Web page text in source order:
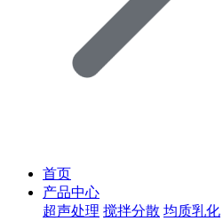
首页
产品中心
超声处理 搅拌分散 均质乳化